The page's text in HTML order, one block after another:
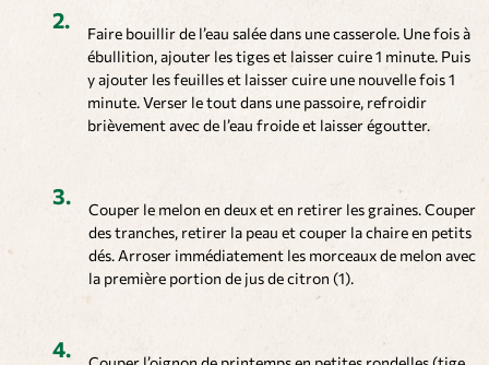
Faire bouillir de l’eau salée dans une casserole. Une fois à
ébullition, ajouter les tiges et laisser cuire 1 minute. Puis
y ajouter les feuilles et laisser cuire une nouvelle fois 1
minute. Verser le tout dans une passoire, refroidir
brièvement avec de l’eau froide et laisser égoutter.
Couper le melon en deux et en retirer les graines. Couper
des tranches, retirer la peau et couper la chaire en petits
dés. Arroser immédiatement les morceaux de melon avec
la première portion de jus de citron (1).